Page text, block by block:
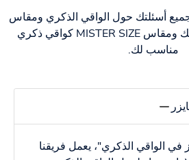
أسئلتك حول الواقي الذكري ومقاس
الواقي الذكري الخاص بك ومقاس MISTER SIZE كواقي ذكري
مناسب لك.
في الواقي الذكري"، يعمل فريقنا